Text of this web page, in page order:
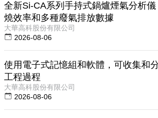
全新Si-CA系列手持式鍋爐煙氣分析
燒效率和多種廢氣排放數據
大華高科股份有限公司
2026-08-06
使用電子式記憶組和軟體，可收集和
工程過程
大華高科股份有限公司
2026-08-06